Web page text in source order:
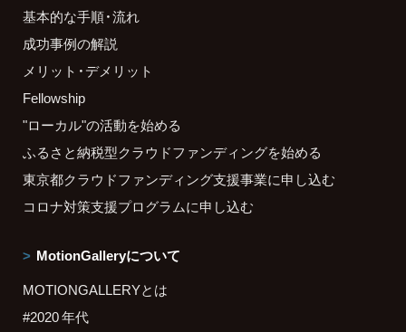
基本的な手順・流れ
成功事例の解説
メリット・デメリット
Fellowship
"ローカル"の活動を始める
ふるさと納税型クラウドファンディングを始める
東京都クラウドファンディング支援事業に申し込む
コロナ対策支援プログラムに申し込む
MotionGalleryについて
MOTIONGALLERYとは
#2020 年代